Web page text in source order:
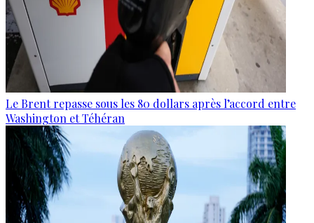
Le Brent repasse sous les 80 dollars après l’accord entre
Washington et Téhéran